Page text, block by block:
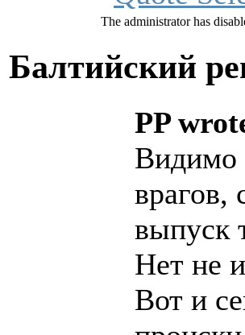
The administrator has
Балтийский
PP
Видимо
врагов,
выпуск
Нет не
Вот и